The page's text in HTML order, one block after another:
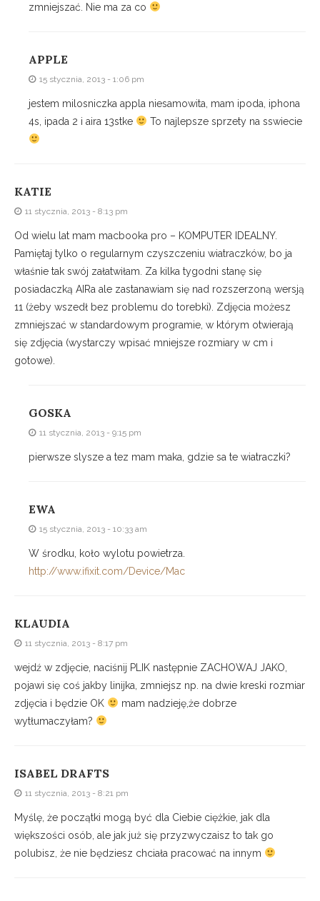
zmniejszać. Nie ma za co
APPLE
15 stycznia, 2013 - 1:06 pm
jestem milosniczka appla niesamowita, mam ipoda, iphona
4s, ipada 2 i aira 13stke
To najlepsze sprzety na sswiecie
KATIE
11 stycznia, 2013 - 8:13 pm
Od wielu lat mam macbooka pro – KOMPUTER IDEALNY.
Pamiętaj tylko o regularnym czyszczeniu wiatraczków, bo ja
właśnie tak swój załatwiłam. Za kilka tygodni stanę się
posiadaczką AIRa ale zastanawiam się nad rozszerzoną wersją
11 (żeby wszedł bez problemu do torebki). Zdjęcia możesz
zmniejszać w standardowym programie, w którym otwierają
się zdjęcia (wystarczy wpisać mniejsze rozmiary w cm i
gotowe).
GOSKA
11 stycznia, 2013 - 9:15 pm
pierwsze slysze a tez mam maka, gdzie sa te wiatraczki?
EWA
15 stycznia, 2013 - 10:33 am
W środku, koło wylotu powietrza.
http://www.ifixit.com/Device/Mac
KLAUDIA
11 stycznia, 2013 - 8:17 pm
wejdź w zdjęcie, naciśnij PLIK następnie ZACHOWAJ JAKO,
pojawi się coś jakby linijka, zmniejsz np. na dwie kreski rozmiar
zdjęcia i będzie OK
mam nadzieję,że dobrze
wytłumaczyłam?
ISABEL DRAFTS
11 stycznia, 2013 - 8:21 pm
Myślę, że początki mogą być dla Ciebie ciężkie, jak dla
większości osób, ale jak już się przyzwyczaisz to tak go
polubisz, że nie będziesz chciała pracować na innym